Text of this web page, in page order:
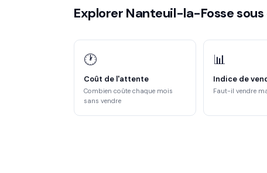
Explorer Nanteuil-la-Fosse
🕐
Coût de l'attente
Combien coûte chaque mois
sans vendre
📊
Indice de
Faut-il vendre